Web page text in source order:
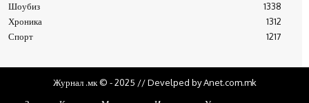
Шоубиз
1338
Хроника
1312
Спорт
1217
Журнал .мк © - 2025 // Develped by Anet.com.mk